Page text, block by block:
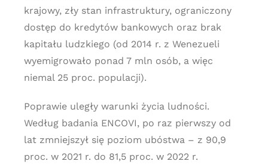
krajowy, zły stan infrastruktury, ograniczony
dostęp do kredytów bankowych oraz brak
kapitału ludzkiego (od 2014 r. z Wenezueli
wyemigrowało ponad 7 mln osób, a więc
niemal 25 proc. populacji).
Poprawie uległy warunki życia ludności.
Według badania ENCOVI, po raz pierwszy od
lat zmniejszył się poziom ubóstwa – z 90,9
proc. w 2021 r. do 81,5 proc. w 2022 r.